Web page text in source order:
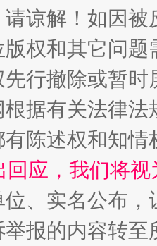
"炒
定
谅解！如因
权和其它问题
行撤除或暂
根据有关法律
陈述权和知情
回应，我们将
、实名公布
报的内容转